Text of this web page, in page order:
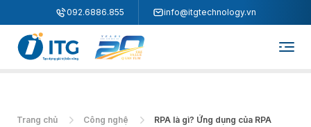
092.6886.855 info@itgtechnology.vn
Trang chủ Công nghệ
RPA là gì? Ứng dụng của RPA